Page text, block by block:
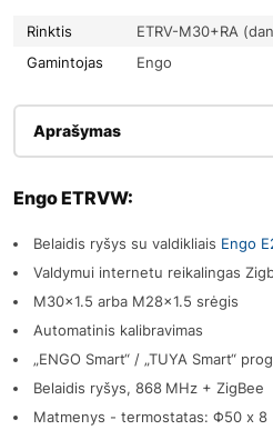
Rinktis
ETRV-M30+RA
Gamintojas
Engo
Aprašymas
Engo ETRVW:
Belaidis ryšys su valdikliais Engo
Valdymui internetu reikalingas
M30x1.5 arba M28x1.5 srėgis
Automatinis kalibravimas
„ENGO Smart“ / „TUYA Smart“
Belaidis ryšys, 868 MHz + ZigBee
Matmenys - termostatas: Φ50 x 8